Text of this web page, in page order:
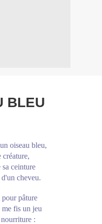
BLEU
oiseau bleu,
créature,
ceinture
cheveu.
pâture
fis un jeu
: